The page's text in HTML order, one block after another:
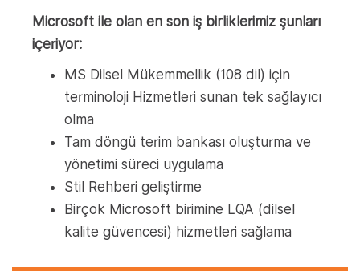
Microsoft ile olan en son iş birliklerimiz şunları
içeriyor:
MS Dilsel Mükemmellik (108 dil) için
terminoloji Hizmetleri sunan tek sağlayıcı
olma
Tam döngü terim bankası oluşturma ve
yönetimi süreci uygulama
Stil Rehberi geliştirme
Birçok Microsoft birimine LQA (dilsel
kalite güvencesi) hizmetleri sağlama